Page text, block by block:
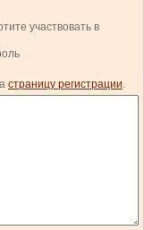
участвовать в
страницу регистрации.